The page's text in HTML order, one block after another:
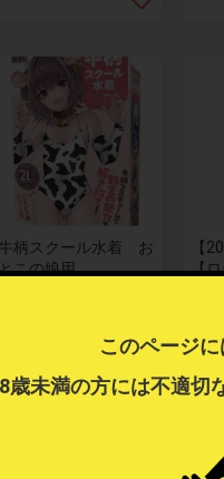
柄スクール水着 お
この娘用
【
【
￥
￥
このページに
歳未満の方には不適切